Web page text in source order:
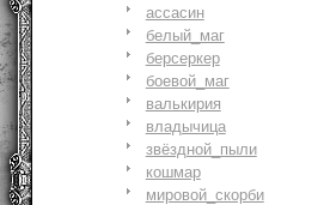
ассасин
белый_маг
берсеркер
боевой_маг
валькирия
владычица
звёздной_пыли
кошмар
мировой_скорби